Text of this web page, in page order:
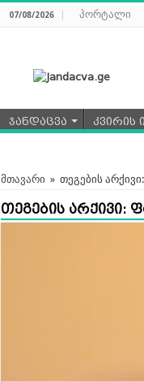
07/08/2026 პორტალი
ჯანდაცვა კვირის
მთავარი » თეგების
თეგების არქივი: